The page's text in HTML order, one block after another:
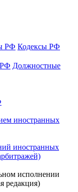
РФ Кодексы РФ
Должностные
иностранных
иностранных
исполнении
редакция)